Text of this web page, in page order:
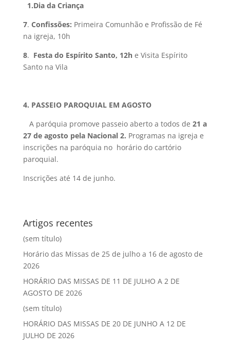
1.Dia da Criança
7. Confissões: Primeira Comunhão e Profissão de Fé
na igreja, 10h
8. Festa do Espírito Santo, 12he Visita Espírito
Santo na Vila
4. PASSEIO PAROQUIAL EM AGOSTO
A paróquia promove passeio aberto a todos de 21 a
27 de agosto pela Nacional 2. Programas na igreja e
inscrições na paróquia no horário do cartório
paroquial.
Inscrições até 14 de junho.
Artigos recentes
(sem título)
Horário das Missas de 25 de julho a 16 de agosto de
2026
HORÁRIO DAS MISSAS DE 11 DE JULHO A 2 DE
AGOSTO DE 2026
(sem título)
HORÁRIO DAS MISSAS DE 20 DE JUNHO A 12 DE
JULHO DE 2026